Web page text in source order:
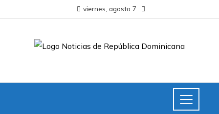
viernes, agosto 7